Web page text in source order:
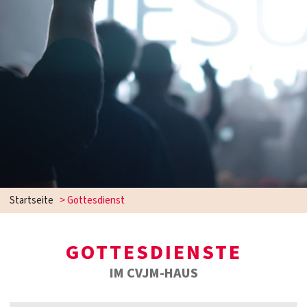
Startseite >Gottesdienst
GOTTESDIENSTE
IM CVJM-HAUS